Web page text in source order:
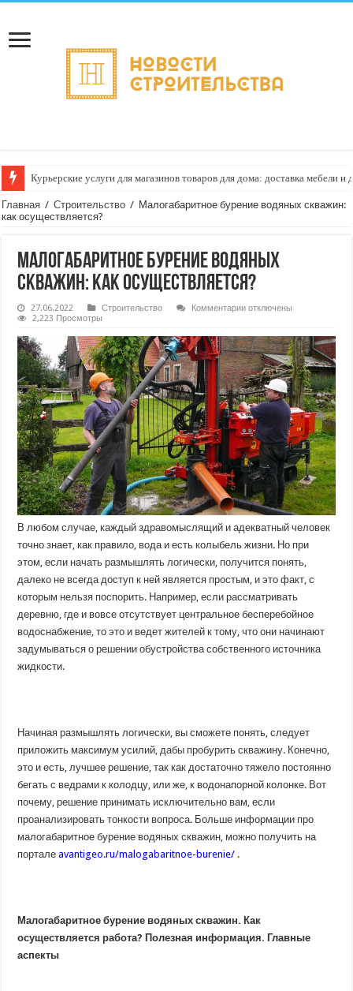
Курьерские услуги для магазинов товаров для дома: доставка мебели
Главная / Строительство / Малогабаритное бурение водяных скважин:
как осуществляется?
Малогабаритное бурение водяных
скважин: как осуществляется?
27.06.2022 Строительство Комментариик
бурение
водяных
скважин:
как
осуществляется?
отключены
2,223 Просмотры
В любом случае, каждый здравомыслящий и адекватный человек
точно знает, как правило, вода и есть колыбель жизни. Но при
этом, если начать размышлять логически, получится понять,
далеко не всегда доступ к ней является простым, и это факт, с
которым нельзя поспорить. Например, если рассматривать
деревню, где и вовсе отсутствует центральное бесперебойное
водоснабжение, то это и ведет жителей к тому, что они начинают
задумываться о решении обустройства собственного источника
жидкости.
Начиная размышлять логически, вы сможете понять, следует
приложить максимум усилий, дабы пробурить скважину. Конечно,
это и есть, лучшее решение, так как достаточно тяжело постоянно
бегать с ведрами к колодцу, или же, к водонапорной колонке. Вот
почему, решение принимать исключительно вам, если
проанализировать тонкости вопроса. Больше информации про
малогабаритное бурение водяных скважин, можно получить на
порталеavantigeo.ru/malogabaritnoe-burenie/ .
Малогабаритное бурение водяных скважин. Как
осуществляется работа? Полезная информация. Главные
аспекты